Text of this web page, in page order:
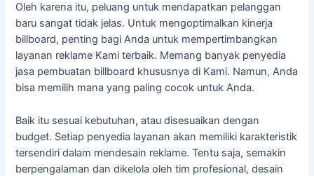
Oleh karena itu, peluang untuk mendapatkan pelanggan
baru sangat tidak jelas. Untuk mengoptimalkan kinerja
billboard, penting bagi Anda untuk mempertimbangkan
layanan reklame Kami terbaik. Memang banyak penyedia
jasa pembuatan billboard khususnya di Kami. Namun, Anda
bisa memilih mana yang paling cocok untuk Anda.
Baik itu sesuai kebutuhan, atau disesuaikan dengan
budget. Setiap penyedia layanan akan memiliki karakteristik
tersendiri dalam mendesain reklame. Tentu saja, semakin
berpengalaman dan dikelola oleh tim profesional, desain